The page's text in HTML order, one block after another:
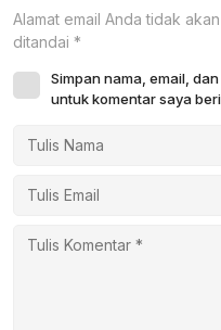
Alamat email Anda tidak
ditandai *
Simpan nama, email,
untuk komentar saya